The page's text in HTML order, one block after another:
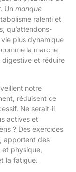
Un manque
ralenti et
qu’attendons-
plus dynamique
la marche
digestive et réduire
notre
réduisent ce
Ne serait-il
actives et
? Des exercices
apportent des
physique,
la fatigue.